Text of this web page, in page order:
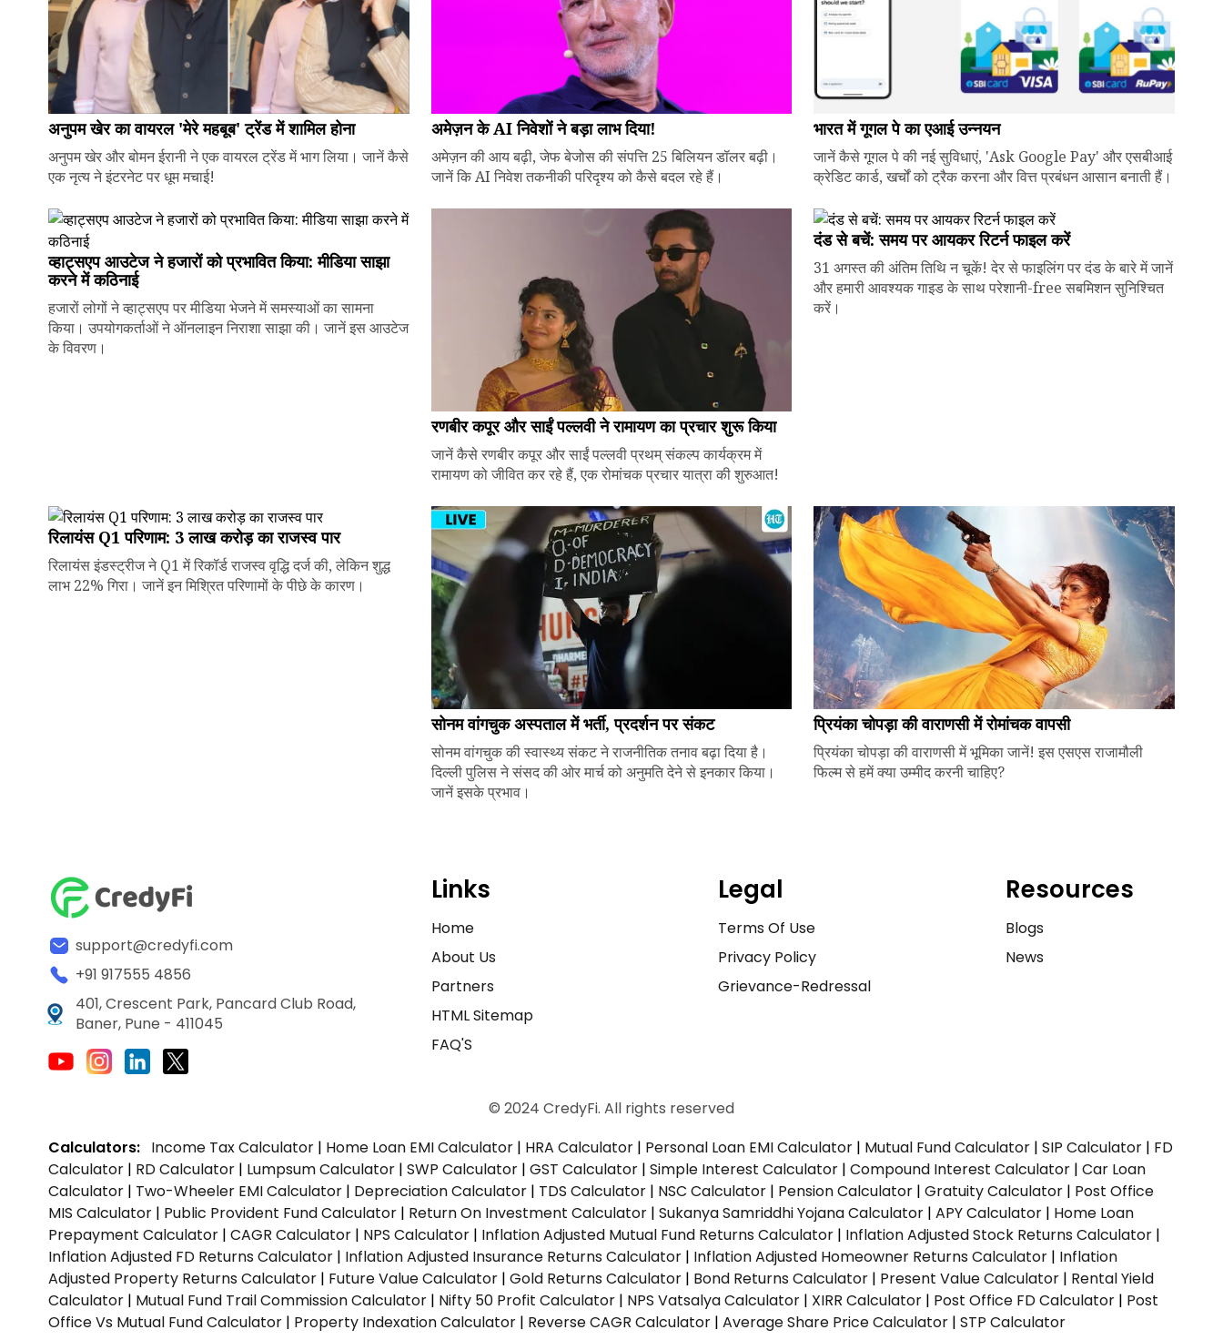
अनुपम खेर का वायरल 'मेरे महबूब' ट्रेंड में शामिल होना
अनुपम खेर और बोमन ईरानी ने एक वायरल ट्रेंड में भाग लिया। जानें कैसे
एक नृत्य ने इंटरनेट पर धूम मचाई!
अमेज़न के AI निवेशों ने बड़ा लाभ दिया!
अमेज़न की आय बढ़ी, जेफ बेजोस की संपत्ति 25 बिलियन डॉलर बढ़ी।
जानें कि AI निवेश तकनीकी परिदृश्य को कैसे बदल रहे हैं।
भारत में गूगल पे का एआई उन्नयन
जानें कैसे गूगल पे की नई सुविधाएं, 'Ask Google Pay' और एसबीआई
क्रेडिट कार्ड, खर्चों को ट्रैक करना और वित्त प्रबंधन आसान बनाती हैं।
व्हाट्सएप आउटेज ने हजारों को प्रभावित किया: मीडिया साझा
करने में कठिनाई
हजारों लोगों ने व्हाट्सएप पर मीडिया भेजने में समस्याओं का सामना
किया। उपयोगकर्ताओं ने ऑनलाइन निराशा साझा की। जानें इस आउटेज
के विवरण।
रणबीर कपूर और साईं पल्लवी ने रामायण का प्रचार शुरू किया
जानें कैसे रणबीर कपूर और साईं पल्लवी प्रथम् संकल्प कार्यक्रम में
रामायण को जीवित कर रहे हैं, एक रोमांचक प्रचार यात्रा की शुरुआत!
दंड से बचें: समय पर आयकर रिटर्न फाइल करें
31 अगस्त की अंतिम तिथि न चूकें! देर से फाइलिंग पर दंड के बारे में जानें
और हमारी आवश्यक गाइड के साथ परेशानी-free सबमिशन सुनिश्चित
करें।
रिलायंस Q1 परिणाम: ₹3 लाख करोड़ का राजस्व पार
रिलायंस इंडस्ट्रीज ने Q1 में रिकॉर्ड राजस्व वृद्धि दर्ज की, लेकिन शुद्ध
लाभ 22% गिरा। जानें इन मिश्रित परिणामों के पीछे के कारण।
सोनम वांगचुक अस्पताल में भर्ती, प्रदर्शन पर संकट
सोनम वांगचुक की स्वास्थ्य संकट ने राजनीतिक तनाव बढ़ा दिया है।
दिल्ली पुलिस ने संसद की ओर मार्च को अनुमति देने से इनकार किया।
जानें इसके प्रभाव।
प्रियंका चोपड़ा की वाराणसी में रोमांचक वापसी
प्रियंका चोपड़ा की वाराणसी में भूमिका जानें! इस एसएस राजामौली
फिल्म से हमें क्या उम्मीद करनी चाहिए?
support@credyfi.com
+91 917555 4856
401, Crescent Park, Pancard Club Road,
Baner, Pune - 411045
Links
Home
About Us
Partners
HTML Sitemap
FAQ'S
Legal
Terms Of Use
Privacy Policy
Grievance-Redressal
Resources
Blogs
News
© 2024 CredyFi. All rights reserved
Calculators: Income Tax Calculator | Home Loan EMI Calculator | HRA Calculator | Personal Loan EMI Calculator | Mutual Fund Calculator | SIP Calculator | FD
Calculator | RD Calculator | Lumpsum Calculator | SWP Calculator | GST Calculator | Simple Interest Calculator | Compound Interest Calculator | Car Loan
Calculator | Two-Wheeler EMI Calculator | Depreciation Calculator | TDS Calculator | NSC Calculator | Pension Calculator | Gratuity Calculator | Post Office
MIS Calculator | Public Provident Fund Calculator | Return On Investment Calculator | Sukanya Samriddhi Yojana Calculator | APY Calculator | Home Loan
Prepayment Calculator | CAGR Calculator | NPS Calculator | Inflation Adjusted Mutual Fund Returns Calculator | Inflation Adjusted Stock Returns Calculator |
Inflation Adjusted FD Returns Calculator | Inflation Adjusted Insurance Returns Calculator | Inflation Adjusted Homeowner Returns Calculator | Inflation
Adjusted Property Returns Calculator | Future Value Calculator | Gold Returns Calculator | Bond Returns Calculator | Present Value Calculator | Rental Yield
Calculator | Mutual Fund Trail Commission Calculator | Nifty 50 Profit Calculator | NPS Vatsalya Calculator | XIRR Calculator | Post Office FD Calculator | Post
Office Vs Mutual Fund Calculator | Property Indexation Calculator | Reverse CAGR Calculator | Average Share Price Calculator | STP Calculator